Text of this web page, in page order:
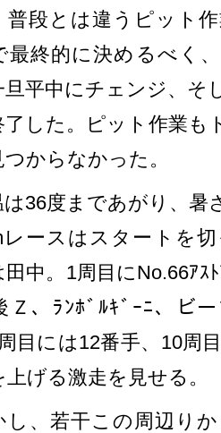
普段とは違うピット
最終的に決めるべく
旦平中にチェンジ、そ
了した。ピット作業も
からなかった。
36度まであがり、暑
レースはスタートを
中。1周目にNo.66ｱｽ
Ｚ、ﾗﾝﾎﾞﾙｷﾞｰﾆ、ビ
目には12番手、10周
上げる激走を見せる。
、若干この周辺り